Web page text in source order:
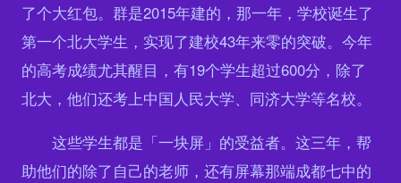
了个大红包。群是2015年建的，那一年，学校诞生了
第一个北大学生，实现了建校43年来零的突破。今年
的高考成绩尤其醒目，有19个学生超过600分，除了
北大，他们还考上中国人民大学、同济大学等名校。
这些学生都是「一块屏」的受益者。这三年，帮
助他们的除了自己的老师，还有屏幕那端成都七中的